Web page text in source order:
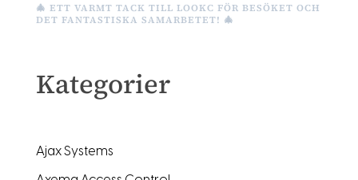
🎄 ETT VARMT TACK TILL LOOKC FÖR BESÖKET OCH
DET FANTASTISKA SAMARBETET! 🎄
Kategorier
Ajax Systems